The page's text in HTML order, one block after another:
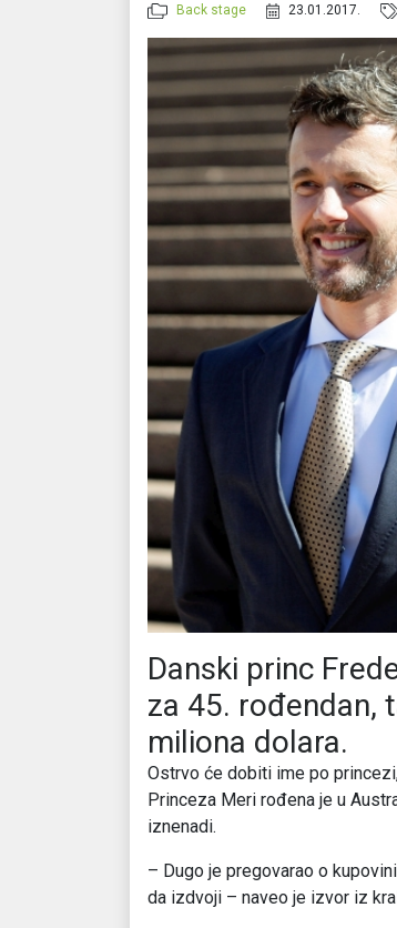
Back stage 23.01.2017.
Danski princ
za 45. rođendan,
miliona dolara.
Ostrvo će dobiti ime po
Princeza Meri rođena je u
iznenadi.
– Dugo je pregovarao o
da izdvoji – naveo je izvor iz